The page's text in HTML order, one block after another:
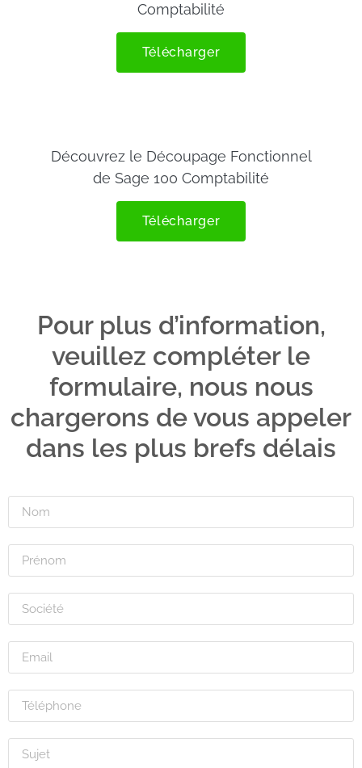
Comptabilité
Télécharger
Découvrez le Découpage Fonctionnel
de Sage 100 Comptabilité
Télécharger
Pour plus d’information,
veuillez compléter le
formulaire, nous nous
chargerons de vous appeler
dans les plus brefs délais